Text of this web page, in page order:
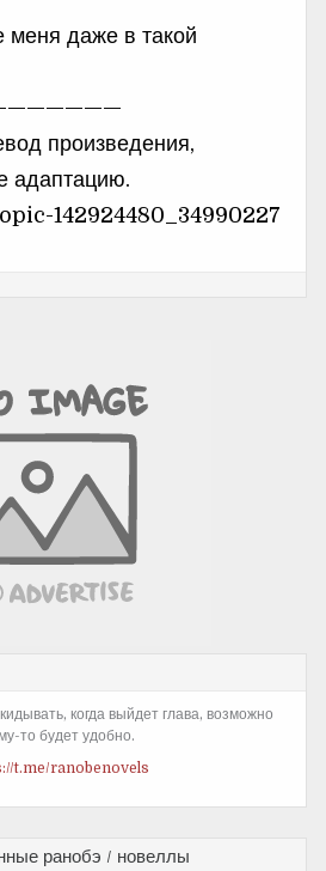
меня даже в такой
произведения,
адаптацию.
142924480_34990227
когда выйдет глава, возможно
то будет удобно.
t.me/ranobenovels
ранобэ / новеллы